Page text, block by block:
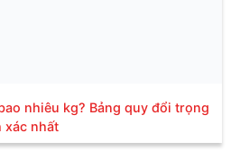
nhiêu kg? Bảng quy đổi trọng
xác nhất